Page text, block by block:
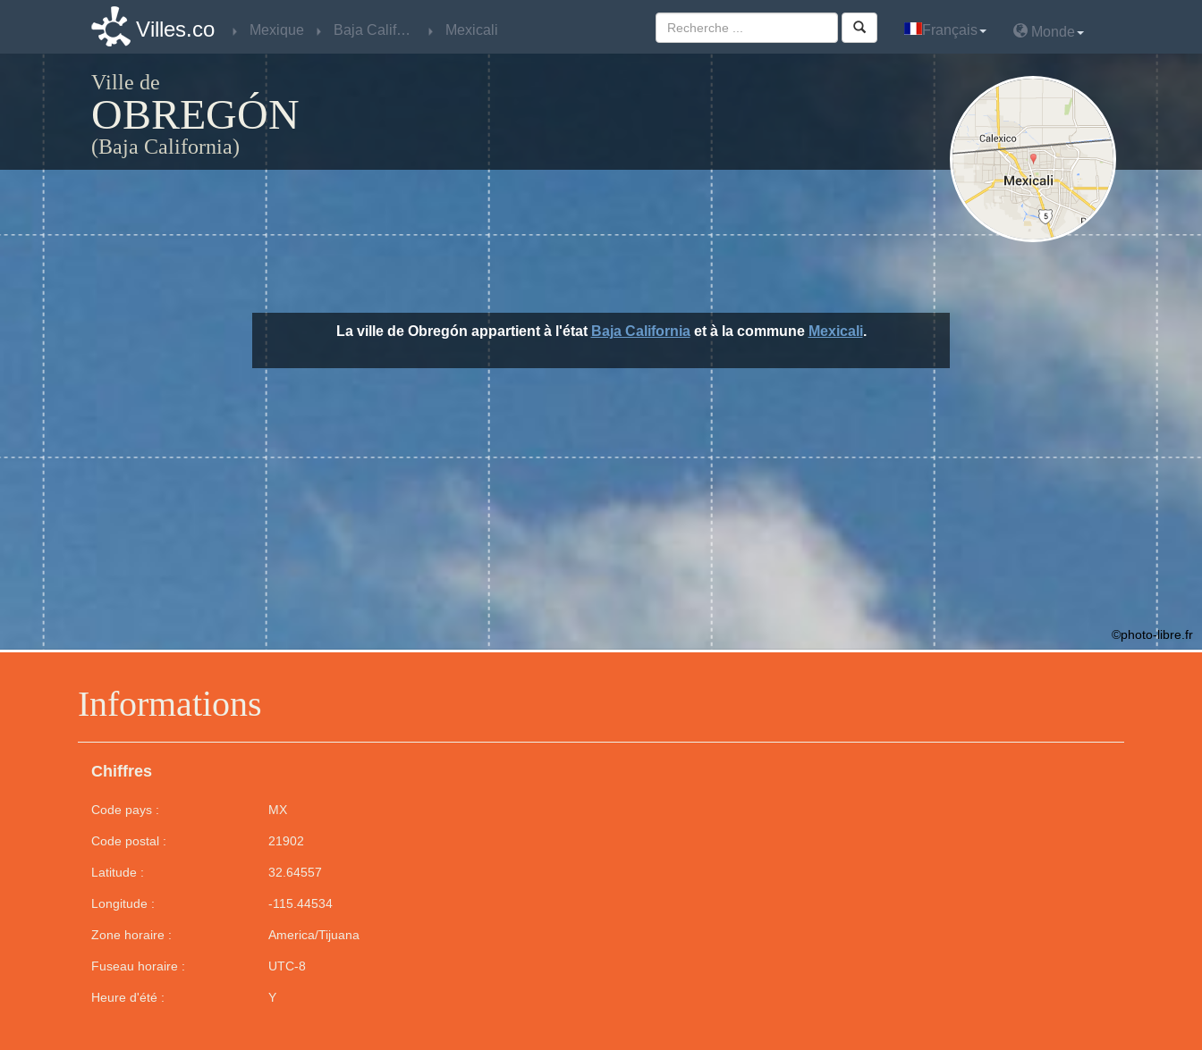
Villes.co Mexique Baja California Mexicali Français Monde
Ville de
OBREGÓN
(Baja California)
Informations
Chiffres
Code pays : MX
Code postal : 21902
Latitude : 32.64557
Longitude : -115.44534
Zone horaire : America/Tijuana
Fuseau horaire : UTC-8
Heure d'été : Y
La ville de Obregón appartient à l'état Baja Californiaet à la commune Mexicali.
©photo-libre.fr
Villes.co Mexique Baja California Mexicali Français Monde